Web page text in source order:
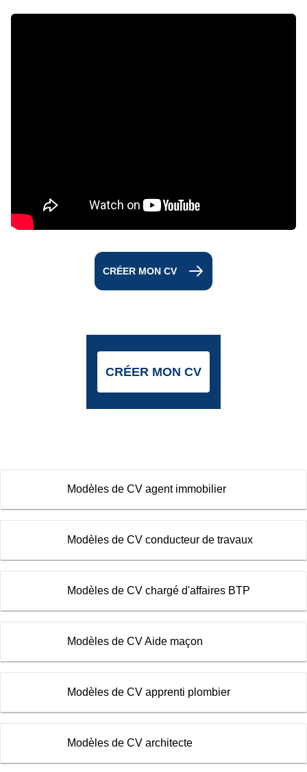
CRÉER MON CV
CRÉER MON CV
Modèles de CV agent immobilier
Modèles de CV conducteur de travaux
Modèles de CV chargé d'affaires BTP
Modèles de CV Aide maçon
Modèles de CV apprenti plombier
Modèles de CV architecte